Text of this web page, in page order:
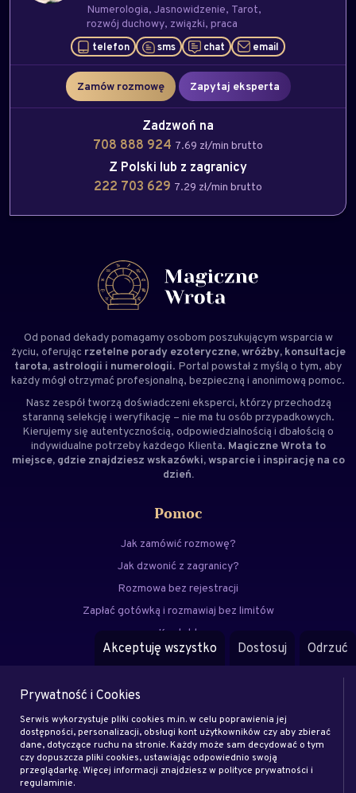
Numerologia Jasnowidzenie Tarot
rozwój duchowy związki praca
telefon sms chat email
Zamów rozmowę Zapytaj eksperta
Zadzwoń na
708 888 924 7.69 zł/min brutto
Z Polski lub z zagranicy
222 703 629 7.29 zł/min brutto
Od ponad dekady pomagamy osobom poszukującym wsparcia w
życiu, oferując rzetelne porady ezoteryczne, wróżby, konsultacje
tarota, astrologii i numerologii. Portal powstał z myślą o tym, aby
każdy mógł otrzymać profesjonalną, bezpieczną i anonimową pomoc.
Nasz zespół tworzą doświadczeni eksperci, którzy przechodzą
staranną selekcję i weryfikację – nie ma tu osób przypadkowych.
Kierujemy się autentycznością, odpowiedzialnością i dbałością o
indywidualne potrzeby każdego Klienta. Magiczne Wrota to
miejsce, gdzie znajdziesz wskazówki, wsparcie i inspirację na co
dzień.
Pomoc
Jak zamówić rozmowę?
Jak dzwonić z zagranicy?
Rozmowa bez rejestracji
Zapłać gotówką i rozmawiaj bez limitów
Kontakt
FAQ
Eksperci
Zostań klientem
Zostań ekspertem
Akceptuję wszystko Dostosuj Odrzuć
Prywatność i Cookies
Serwis wykorzystuje pliki cookies m.in. w celu poprawienia jej
dostępności, personalizacji, obsługi kont użytkowników czy aby zbierać
dane, dotyczące ruchu na stronie. Każdy może sam decydować o tym
czy dopuszcza pliki cookies, ustawiając odpowiednio swoją
przeglądarkę. Więcej informacji znajdziesz w polityce prywatności i
regulaminie.